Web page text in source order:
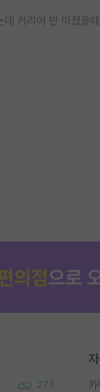
데 커리어 만 따졌을
275